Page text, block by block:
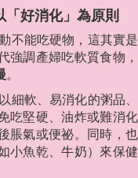
「好消化」為原則
不能吃硬物，這其實是
強調產婦吃軟質食物，
。
細軟、易消化的粥品、
吃堅硬、油炸或難消化
脹氣或便祕。同時，也
小魚乾、牛奶）來保健